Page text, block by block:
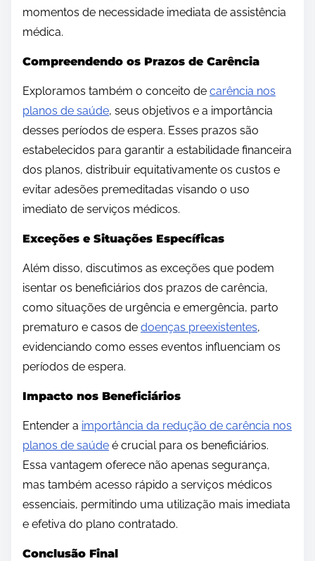
momentos de necessidade imediata de assistência
médica.
Compreendendo os Prazos de Carência
Exploramos também o conceito de carência nos
planos de saúde, seus objetivos e a importância
desses períodos de espera. Esses prazos são
estabelecidos para garantir a estabilidade financeira
dos planos, distribuir equitativamente os custos e
evitar adesões premeditadas visando o uso
imediato de serviços médicos.
Exceções e Situações Específicas
Além disso, discutimos as exceções que podem
isentar os beneficiários dos prazos de carência,
como situações de urgência e emergência, parto
prematuro e casos de doenças preexistentes,
evidenciando como esses eventos influenciam os
períodos de espera.
Impacto nos Beneficiários
Entender a importância da redução de carência nos
planos de saúde é crucial para os beneficiários.
Essa vantagem oferece não apenas segurança,
mas também acesso rápido a serviços médicos
essenciais, permitindo uma utilização mais imediata
e efetiva do plano contratado.
Conclusão Final